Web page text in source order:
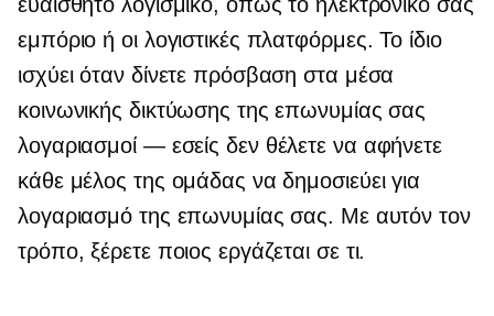
εμπόριο ή οι λογιστικές πλατφόρμες. Το ίδιο
ισχύει όταν δίνετε πρόσβαση στα μέσα
κοινωνικής δικτύωσης της επωνυμίας σας
λογαριασμοί — εσείς δεν θέλετε να αφήνετε
κάθε μέλος της ομάδας να δημοσιεύει για
λογαριασμό της επωνυμίας σας. Με αυτόν τον
τρόπο, ξέρετε ποιος εργάζεται σε τι.